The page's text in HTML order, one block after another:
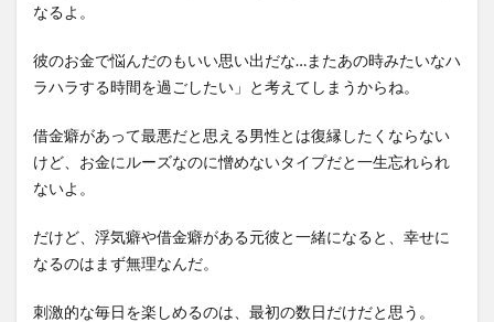
なるよ。
彼のお金で悩んだのもいい思い出だな…またあの時みたいなハ
ラハラする時間を過ごしたい」と考えてしまうからね。
借金癖があって最悪だと思える男性とは復縁したくならない
けど、お金にルーズなのに憎めないタイプだと一生忘れられ
ないよ。
だけど、浮気癖や借金癖がある元彼と一緒になると、幸せに
なるのはまず無理なんだ。
刺激的な毎日を楽しめるのは、最初の数日だけだと思う。